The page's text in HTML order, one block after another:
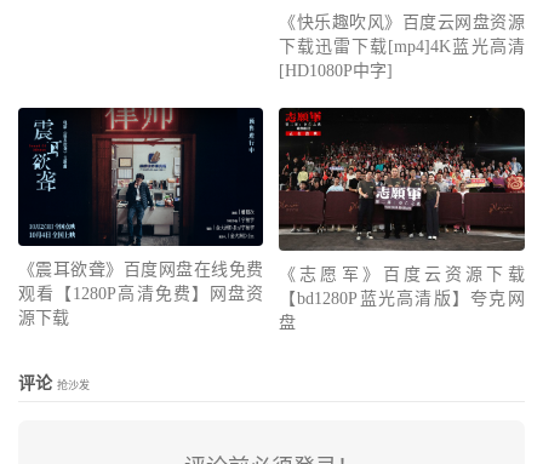
《快乐趣吹风》百度云网盘资源
下载迅雷下载[mp4]4K蓝光高清
[HD1080P中字]
《震耳欲聋》百度网盘在线免费
观看【1280P高清免费】网盘资
源下载
《志愿军》百度云资源下载
【bd1280P蓝光高清版】夸克网
盘
评论 抢沙发